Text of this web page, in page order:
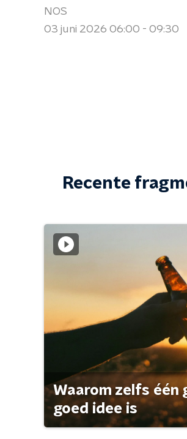
NOS
03 juni 2026 06:00 - 09:30
Recente
Waarom zelfs één
goed idee is